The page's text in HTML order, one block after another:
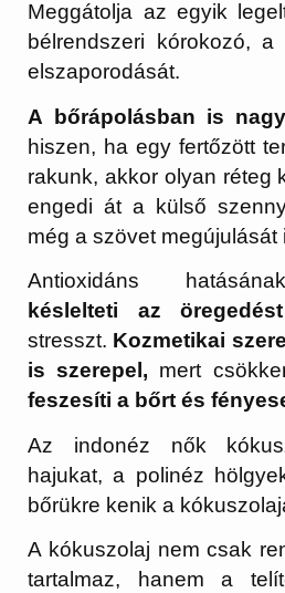
Meggátolja az egyik
bélrendszeri kórokozó, a
elszaporodását.
A bőrápolásban is
hiszen, ha egy fertőzött
rakunk, akkor olyan réteg
engedi át a külső
még a szövet megújulását
Antioxidáns
késlelteti az öregedést
stresszt. Kozmetikai
is szerepel, mert
feszesíti a bőrt és
Az indonéz nők
hajukat, a polinéz
bőrükre kenik a
A kókuszolaj nem csak
tartalmaz, hanem a